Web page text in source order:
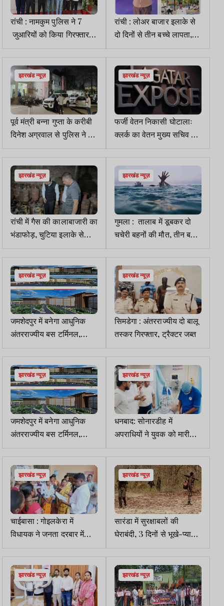
रांची : नामकुम पुलिस ने 7
जुआरियों को किया गिरफ्तार,
भेजे गये जेल
रांची : लोअर बाजार इलाके से
दो दिनों से तीन बच्चे लापता,
खोजबीन जारी
झारखंड न्यूज़
पूर्व मंत्री बन्ना गुप्ता के करीबी
दिनेश अग्रवाल से पुलिस ने की
पूछताछ
झारखंड न्यूज़
फर्जी वेतन निकासी घोटालाः
क्लर्क का वेतन मुख्य सचिव से
अधिक निकलता रहा और पकड़
में नहीं आया
झारखंड न्यूज़
रांची में गैस की कालाबाजारी का
भंडाफोड़, चुटिया इलाके से
250 से अधिक सिलेंडर बरामद
झारखंड न्यूज़
गुमला : तालाब में डूबकर दो
चचेरी बहनों की मौत, तीन बचाई
गईं
झारखंड न्यूज़
जमशेदपुर में बनेगा आधुनिक
अंतरराज्यीय बस टर्मिनल,
153.36 करोड़ की मंजूरी
झारखंड न्यूज़
सिमडेगा : अंतरराज्यीय दो बालू
तस्कर गिरफ्तार, ट्रैक्टर जब्त
झारखंड न्यूज़
जमशेदपुर में बनेगा आधुनिक
अंतरराज्यीय बस टर्मिनल,
153.36 करोड़ की मंजूरी
झारखंड न्यूज़
धनबाद: सोनारडीह में
अपराधियों ने युवक को मारी
गोली, मेयर ने अस्पताल पहुंच
जाना हाल
झारखंड न्यूज़
चाईबासा : गोइलकेरा में
विधायक ने जनता दरबार में
सुनीं समस्याएं, पेयजल संकट
दूर करने के निर्देश
झारखंड न्यूज़
सारंडा में सुरक्षाबलों की
घेराबंदी, 3 दिनों से भूखे-प्यासे
जंगल में भटक रहे नक्सली
झारखंड न्यूज़ झारखंड न्यूज़